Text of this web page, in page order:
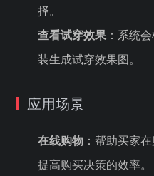
择。
查看试穿效果 ：系统
装生成试穿效果图。
应用场景
在线购物 ：帮助买家
提高购买决策的效率。